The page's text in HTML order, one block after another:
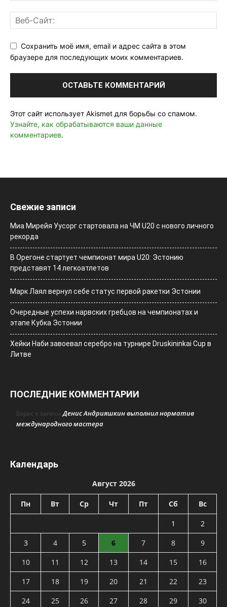
Сохранить моё имя, email и адрес сайта в этом
браузере для последующих моих комментариев.
Этот сайт использует Akismet для борьбы со спамом.
Узнайте, как обрабатываются ваши данные
комментариев.
Свежие записи
Миа Мирейя Уусорг стартовала на ЧМ U20 c нового личного
рекорда
В Орегоне стартует чемпионат мира U20: Эстонию
представят 14 легкоатлетов
Марк Лаял вернул себе статус первой ракетки Эстонии
Очередные успехи нарвских гребцов на чемпионатах и
этапе Кубка Эстонии
Хейки Наби завоевал серебро на турнире Druskininkai Cup в
Литве
ПОСЛЕДНИЕ КОММЕНТАРИИ
Борис к записиДенис Андрияшкин выполнил норматив
международного мастера
Календарь
Август 2026
Пн Вт Ср Чт Пт Сб Вс
1
2
3
4 5 6 7 8
9
10
11 12 13 14 15
16
17
18 19 20 21 22
23
24
25 26 27 28 29
30